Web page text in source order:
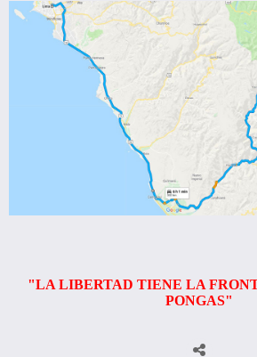
"LA LIBERTAD TIENE LA
PONGAS"